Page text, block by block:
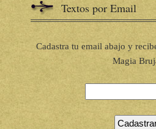
Textos por Email
Cadastra tu email abajo y
Magia